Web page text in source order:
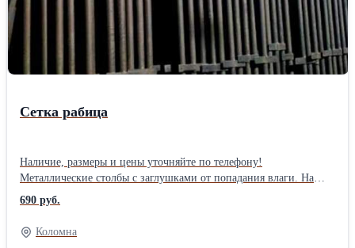
Собственное производство
Сетка рабица
Наличие, размеры и цены уточняйте по телефону!
Металлические столбы с заглушками от попадания влаги. На
столбах приварены планки или крючки для удобства монтажа
забора. Высота 2м, 2,4м , 3м, диаметр от 32 до 76, профильные
от 40*20 до 80*80. Оцинкованная ,плетеная сетка рабица для
забора, вольера, курятника. Высота 1,0 м. 1,2м, 1,5м, 1,8м, 2м,
690 руб.
Коломна